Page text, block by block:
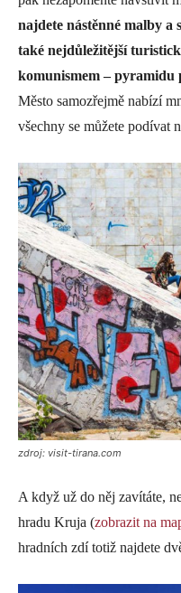
najdete nástěnné malby a
také nejdůležitější
komunismem – pyramidu
Město samozřejmě nabízí
všechny se můžete podívat
zdroj: visit-tirana.com
A když už do něj zavítáte,
hradu Kruja (zobrazit na
hradních zdí totiž najdete